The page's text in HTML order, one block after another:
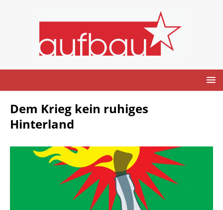
Dem Krieg kein ruhiges
Hinterland